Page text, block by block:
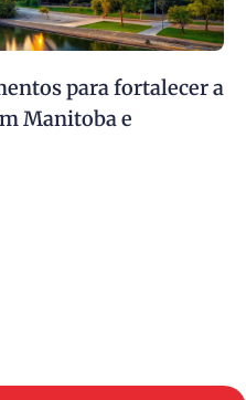
para fortalecer a
Manitoba e